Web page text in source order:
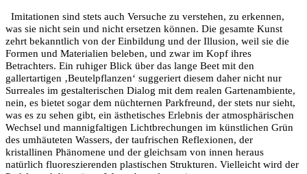
Imitationen sind stets auch Versuche zu verstehen, zu erkennen,
was sie nicht sein und nicht ersetzen können. Die gesamte Kunst
zehrt bekanntlich von der Einbildung und der Illusion, weil sie die
Formen und Materialien beleben, und zwar im Kopf ihres
Betrachters. Ein ruhiger Blick über das lange Beet mit den
gallertartigen ‚Beutelpflanzen‘ suggeriert diesem daher nicht nur
Surreales im gestalterischen Dialog mit dem realen Gartenambiente,
nein, es bietet sogar dem nüchternen Parkfreund, der stets nur sieht,
was es zu sehen gibt, ein ästhetisches Erlebnis der atmosphärischen
Wechsel und mannigfaltigen Lichtbrechungen im künstlichen Grün
des umhäuteten Wassers, der taufrischen Reflexionen, der
kristallinen Phänomene und der gleichsam von innen heraus
natürlich fluoreszierenden plastischen Strukturen. Vielleicht wird der